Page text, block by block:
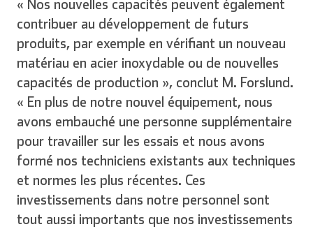
« Nos nouvelles capacités peuvent également
contribuer au développement de futurs
produits, par exemple en vérifiant un nouveau
matériau en acier inoxydable ou de nouvelles
capacités de production », conclut M. Forslund.
« En plus de notre nouvel équipement, nous
avons embauché une personne supplémentaire
pour travailler sur les essais et nous avons
formé nos techniciens existants aux techniques
et normes les plus récentes. Ces
investissements dans notre personnel sont
tout aussi importants que nos investissements